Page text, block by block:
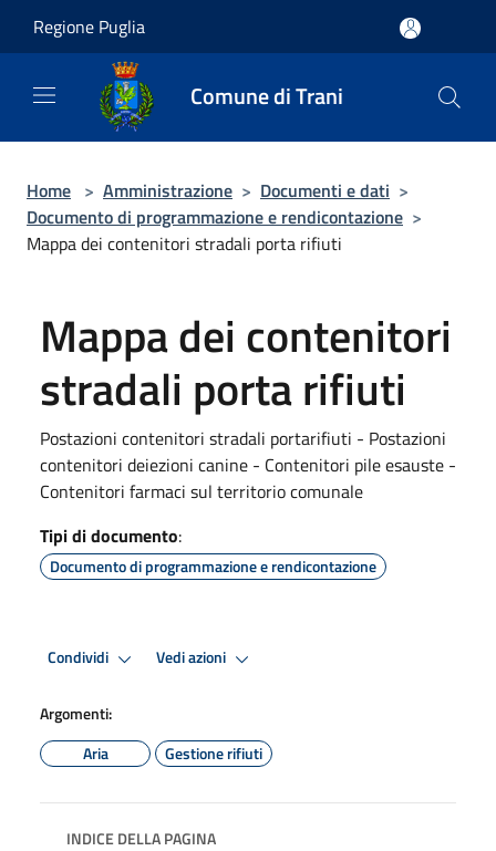
Regione Puglia
Comune di Trani
Home > Amministrazione > Documenti e dati >
Documento di programmazione e rendicontazione >
Mappa dei contenitori stradali porta rifiuti
Mappa dei contenitori
stradali porta rifiuti
Postazioni contenitori stradali portarifiuti - Postazioni
contenitori deiezioni canine - Contenitori pile esauste -
Contenitori farmaci sul territorio comunale
Tipi di documento:
Documento di programmazione e rendicontazione
Condividi Vedi azioni
Argomenti:
Aria
Gestione rifiuti
INDICE DELLA PAGINA